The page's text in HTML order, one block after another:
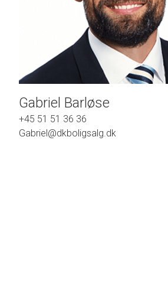
Gabriel Barløse
+45 51 51 36 36
Gabriel@dkboligsalg.dk